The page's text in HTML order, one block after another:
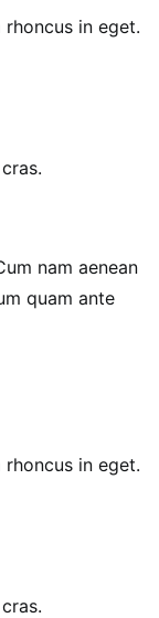
in eget.
nam aenean
quam ante
in eget.